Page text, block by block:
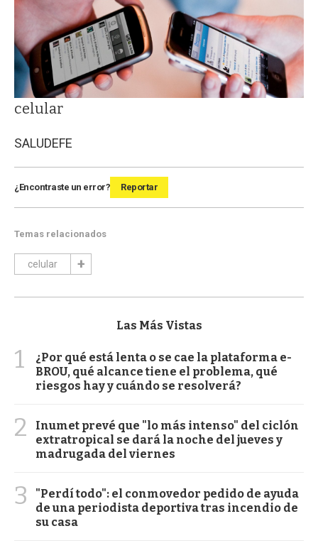
celular
SALUDEFE
¿Encontraste un error? Reportar
Temas relacionados
celular
Las Más Vistas
1
¿Por qué está lenta o se cae la plataforma e-
BROU, qué alcance tiene el problema, qué
riesgos hay y cuándo se resolverá?
2
Inumet prevé que "lo más intenso" del ciclón
extratropical se dará la noche del jueves y
madrugada del viernes
3
"Perdí todo": el conmovedor pedido de ayuda
de una periodista deportiva tras incendio de
su casa